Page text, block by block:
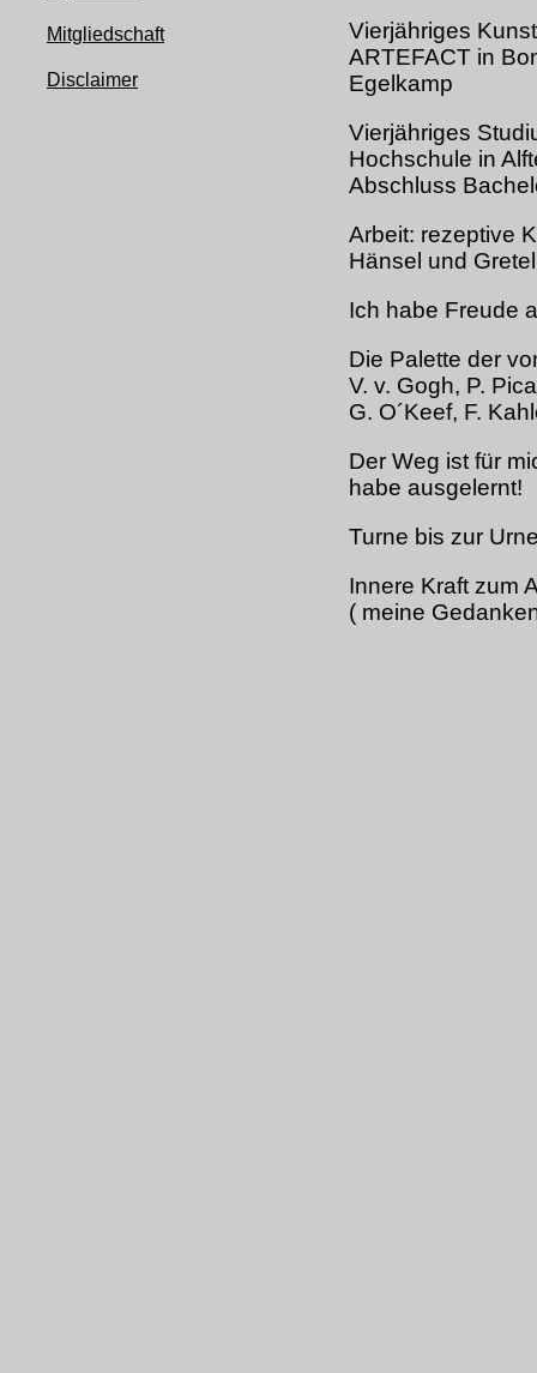
Mitgliedschaft
Disclaimer
Vierjähriges
ARTEFACT in
Egelkamp
Vierjähriges
Hochschule in
Abschluss
Arbeit: rezeptive
Hänsel und
Ich habe Freude
Die Palette der
V. v. Gogh, P.
G. O´Keef, F.
Der Weg ist für
habe ausgelernt!
Turne bis zur
Innere Kraft zum
( meine